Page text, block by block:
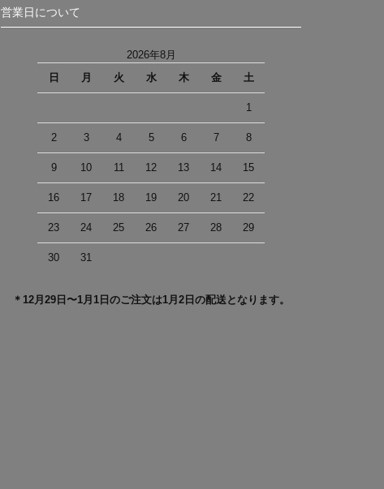
営業日について
2026年8月
日
月 火 水 木 金 土
1
2 3 4 5 6 7 8
9 10 11 12 13 14 15
16 17 18 19 20 21 22
23 24 25 26 27 28 29
30 31
＊12月29日〜1月1日のご注文は1月2日の配送となります。